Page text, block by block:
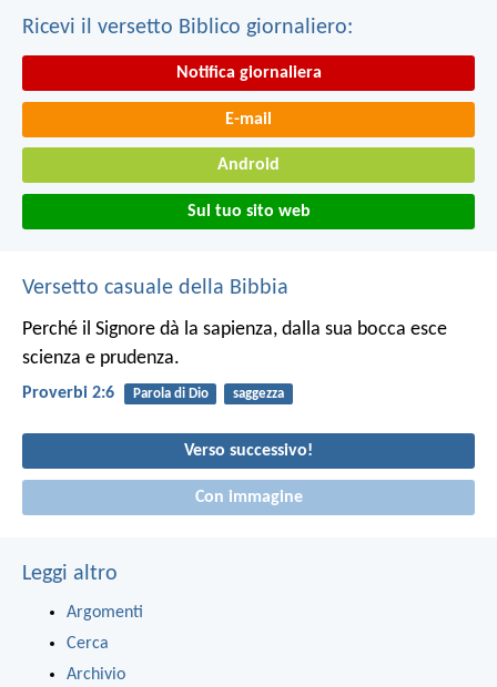
Ricevi il versetto Biblico giornaliero:
Notifica giornaliera
E-mail
Android
Sul tuo sito web
Versetto casuale della Bibbia
Perché il Signore dà la sapienza, dalla sua bocca esce
scienza e prudenza.
Proverbi 2:6 Parola di Dio saggezza
Verso successivo!
Con immagine
Leggi altro
Argomenti
Cerca
Archivio